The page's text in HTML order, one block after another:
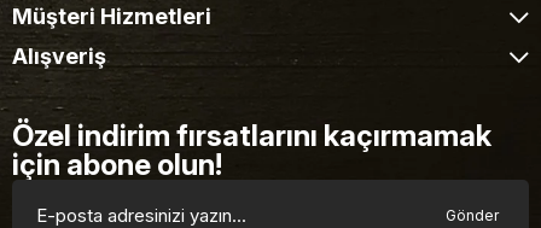
Müşteri Hizmetleri
Alışveriş
Özel indirim fırsatlarını kaçırmamak
için abone olun!
Gönder